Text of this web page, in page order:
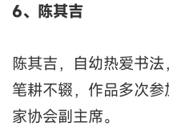
6、陈其吉
陈其吉，自幼热爱书
笔耕不辍，作品多次
家协会副主席。